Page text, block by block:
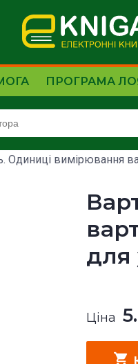
ПРОГРАМА
Одиниці вимірювання
для
Ціна